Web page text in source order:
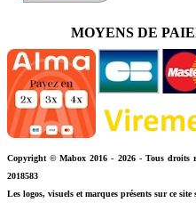
MOYENS DE
Copyright © Mabox 2016 - 2026 - Tous droits
2018583
Les logos, visuels et marques présents sur ce